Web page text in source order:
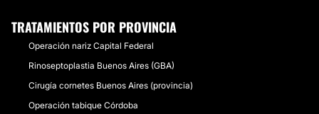
TRATAMIENTOS POR PROVINCIA
Operación nariz Capital Federal
Rinoseptoplastia Buenos Aires (GBA)
Cirugía cornetes Buenos Aires (provincia)
Operación tabique Córdoba